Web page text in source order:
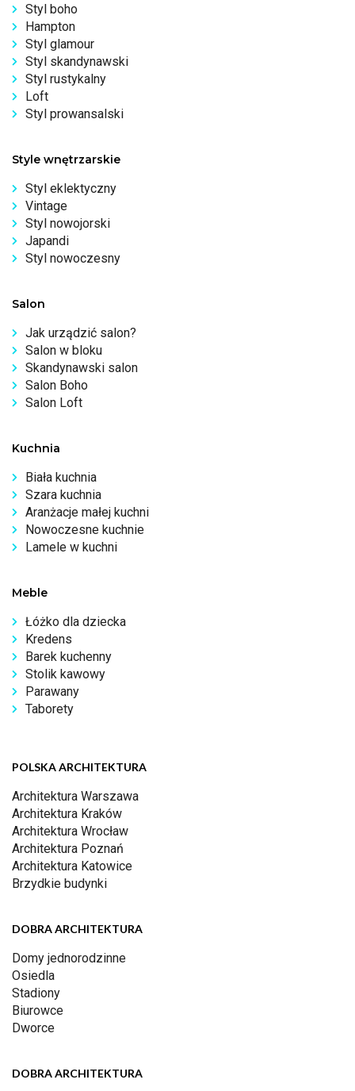
Styl boho
Hampton
Styl glamour
Styl skandynawski
Styl rustykalny
Loft
Styl prowansalski
Style wnętrzarskie
Styl eklektyczny
Vintage
Styl nowojorski
Japandi
Styl nowoczesny
Salon
Jak urządzić salon?
Salon w bloku
Skandynawski salon
Salon Boho
Salon Loft
Kuchnia
Biała kuchnia
Szara kuchnia
Aranżacje małej kuchni
Nowoczesne kuchnie
Lamele w kuchni
Meble
Łóżko dla dziecka
Kredens
Barek kuchenny
Stolik kawowy
Parawany
Taborety
POLSKA ARCHITEKTURA
Architektura Warszawa
Architektura Kraków
Architektura Wrocław
Architektura Poznań
Architektura Katowice
Brzydkie budynki
DOBRA ARCHITEKTURA
Domy jednorodzinne
Osiedla
Stadiony
Biurowce
Dworce
DOBRA ARCHITEKTURA